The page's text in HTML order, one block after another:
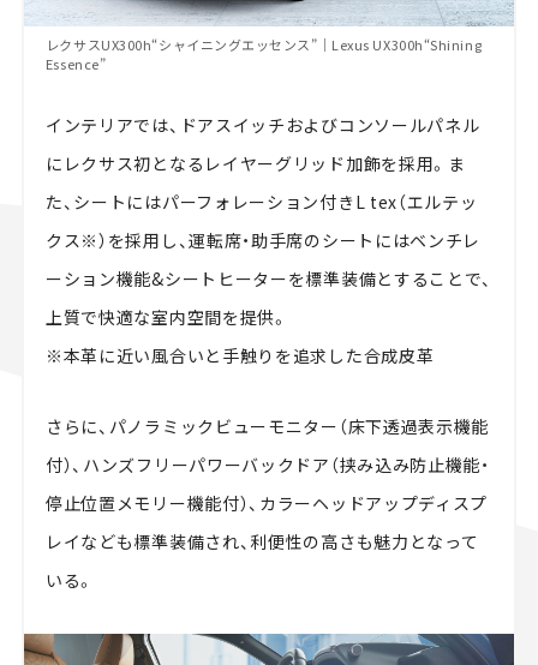
レクサスUX300h“シャイニングエッセンス”｜Lexus UX300h“Shining
Essence”
インテリアでは、ドアスイッチおよびコンソールパネル
にレクサス初となるレイヤーグリッド加飾を採用。ま
た、シートにはパーフォレーション付きL tex（エルテッ
クス※）を採用し、運転席・助手席のシートにはベンチレ
ーション機能&シートヒーターを標準装備とすることで、
上質で快適な室内空間を提供。
※本革に近い風合いと手触りを追求した合成皮革
さらに、パノラミックビューモニター（床下透過表示機能
付）、ハンズフリーパワーバックドア（挟み込み防止機能・
停止位置メモリー機能付）、カラーヘッドアップディスプ
レイなども標準装備され、利便性の高さも魅力となって
いる。